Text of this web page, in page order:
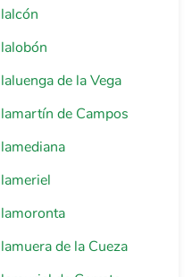
de la Vega
de Campos
de la Cueza